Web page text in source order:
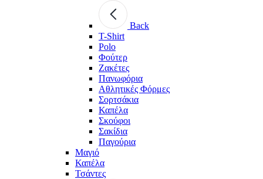
Back
T-Shirt
Polo
Φούτερ
Ζακέτες
Πανωφόρια
Αθλητικές Φόρμες
Σορτσάκια
Καπέλα
Σκούφοι
Σακίδια
Παγούρια
Μαγιό
Καπέλα
Τσάντες